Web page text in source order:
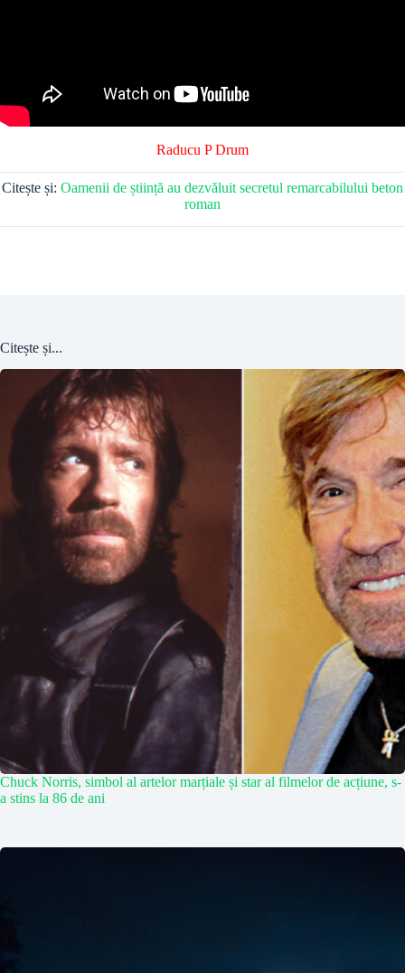
Raducu P Drum
Citește și: Oamenii de știință au dezvăluit secretul remarcabilului beton
roman
Citește și...
Chuck Norris, simbol al artelor marțiale și star al filmelor de acțiune, s-
a stins la 86 de ani